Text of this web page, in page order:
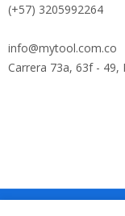
(+57) 3205992264
info@mytool.com.co
Carrera 73a, 63f -